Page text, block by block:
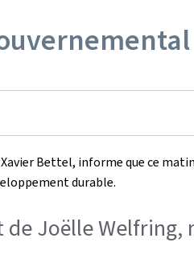
Bettel, informe que ce
durable.
de Joëlle